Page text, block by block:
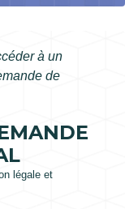
à un
de
légale et